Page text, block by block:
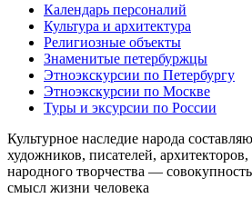
Календарь персоналий
Культура и архитектура
Религиозные объекты
Знаменитые петербуржцы
Этноэкскурсии по Петербургу
Этноэкскурсии по Москве
Туры и эксурсии по России
Культурное наследие народа
художников, писателей,
народного творчества ―
смысл жизни человека